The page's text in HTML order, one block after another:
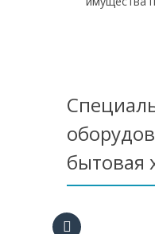
бытовая